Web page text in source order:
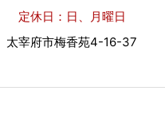
、月曜日
香苑4-16-37